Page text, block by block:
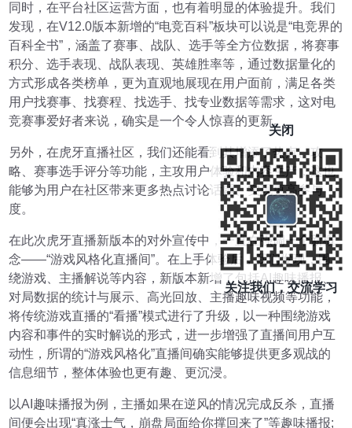
同时，在平台社区运营方面，也有着明显的体验提升。我们
发现，在V12.0版本新增的“电竞百科”板块可以说是“电竞界的
百科全书”，涵盖了赛事、战队、选手等全方位数据，将赛事
积分、选手表现、战队表现、英雄胜率等，通过数据量化的
方式形成各类榜单，更为直观地展现在用户面前，满足各类
用户找赛事、找赛程、找选手、找专业数据等需求，这对电
竞赛事爱好者来说，确实是一个令人惊喜的更新。
另外，在虎牙直播社区，我们还能看到其增添了热点、攻
略、赛事选手评分等功能，主攻用户体验和内容生产，这也
能够为用户在社区带来更多热点讨论话题、实现更高参与
度。
在此次虎牙直播新版本的对外宣传中，一直在强调一个新概
念——“游戏风格化直播间”。在上手体验后，我们发现，围
绕游戏、主播解说等内容，新版本新增了包括AI趣味播报、
对局数据的统计与展示、高光回放、主播趣味视频等功能，
将传统游戏直播的“看播”模式进行了升级，以一种围绕游戏
内容和事件的实时解说的形式，进一步增强了直播间用户互
动性，所谓的“游戏风格化”直播间确实能够提供更多观战的
信息细节，整体体验也更有趣、更沉浸。
以AI趣味播报为例，主播如果在逆风的情况完成反杀，直播
间便会出现“真涨士气，崩盘局面给你撑回来了”等趣味播报;
关闭
关注我们，交流学习